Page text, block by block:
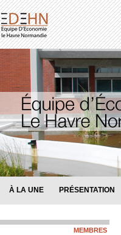
À LA UNE PRÉSENTATION
MEMBRES